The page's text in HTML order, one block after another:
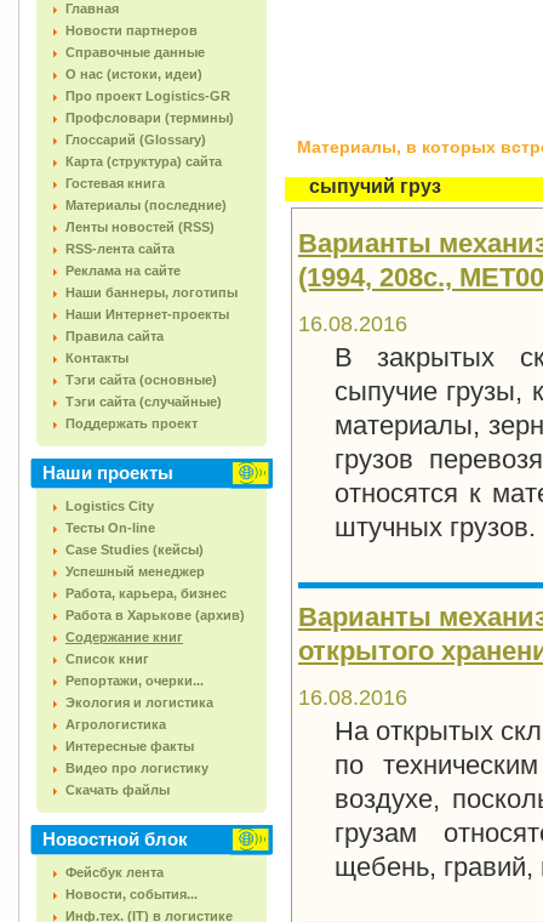
Главная
Новости партнеров
Справочные данные
О нас (истоки, идеи)
Про проект Logistics-GR
Профсловари (термины)
Глоссарий (Glossary)
Карта (структура) сайта
Гостевая книга
Материалы (последние)
Ленты новостей (RSS)
RSS-лента сайта
Реклама на сайте
Наши баннеры, логотипы
Наши Интернет-проекты
Правила сайта
Контакты
Тэги сайта (основные)
Тэги сайта (случайные)
Поддержать проект
Наши проекты
Logistics City
Тесты On-line
Case Studies (кейсы)
Успешный менеджер
Работа, карьера, бизнес
Работа в Харькове (архив)
Содержание книг
Список книг
Репортажи, очерки...
Экология и логистика
Агрологистика
Интересные факты
Видео про логистику
Скачать файлы
Новостной блок
Фейсбук лента
Новости, события...
Инф.тех. (IT) в логистике
Материалы, в которых
сыпучий груз
Варианты
(1994, 208с.,
16.08.2016
В закрытых
сыпучие грузы,
материалы,
грузов
относятся к
штучных грузов.
Варианты
открытого
16.08.2016
На открытых
по
воздухе,
грузам
щебень, гравий,